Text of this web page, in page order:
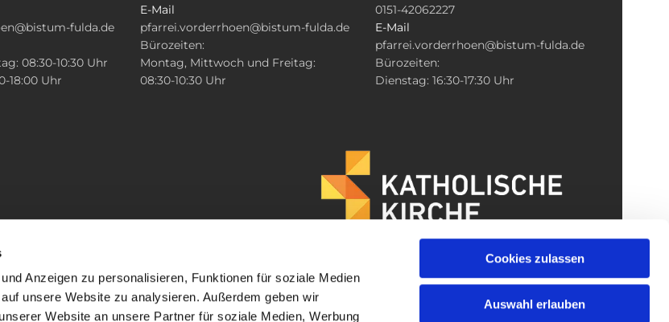
Anzeigen zu personalisieren, Funktionen für soziale Medien
unsere Website zu analysieren. Außerdem geben wir
Website an unsere Partner für soziale Medien, Werbung
Cookies zulassen
Auswahl erlauben
fulda.de
08:30-10:30 Uhr
18:00 Uhr
E-Mail
pfarrei.vorderrhoen@bistum-fulda.de
Bürozeiten:
Montag, Mittwoch und Freitag:
08:30-10:30 Uhr
0151-42062227
E-Mail
pfarrei.vorderrhoen@bistum-fulda.de
Bürozeiten:
Dienstag: 16:30-17:30 Uhr